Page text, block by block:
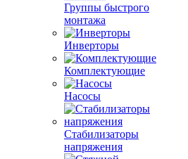
Группы быстрого
монтажа
Инверторы
Комплектующие
Насосы
Стабилизаторы
напряжения